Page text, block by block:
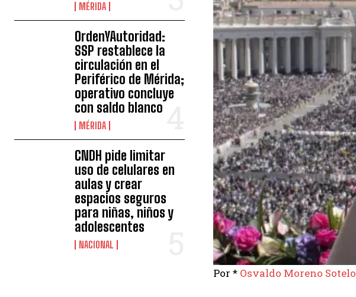
MÉRIDA
OrdenYAutoridad:
SSP restablece la
circulación en el
Periférico de Mérida;
operativo concluye
con saldo blanco
MÉRIDA
CNDH pide limitar
uso de celulares en
aulas y crear
espacios seguros
para niñas, niños y
adolescentes
NACIONAL
Por * Osvaldo Moreno Sotelo